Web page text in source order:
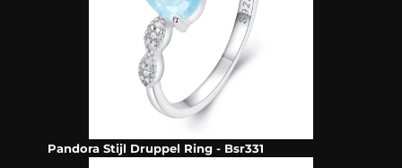
Pandora Stijl Druppel Ring - Bsr331